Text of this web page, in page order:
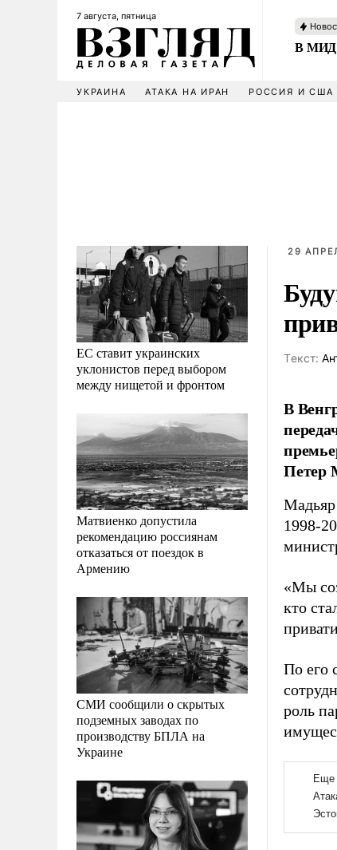
7 августа, пятница
В МИД
УКРАИНА АТАКА НА ИРАН РОССИЯ И США
ЕС ставит украинских
уклонистов перед выбором
между нищетой и фронтом
Матвиенко допустила
рекомендацию россиянам
отказаться от поездок в
Армению
СМИ сообщили о скрытых
подземных заводах по
производству БПЛА на
Украине
29
Tекст:
В
Петер
Мадьяр
1998-
«Мы
кто
По его
роль